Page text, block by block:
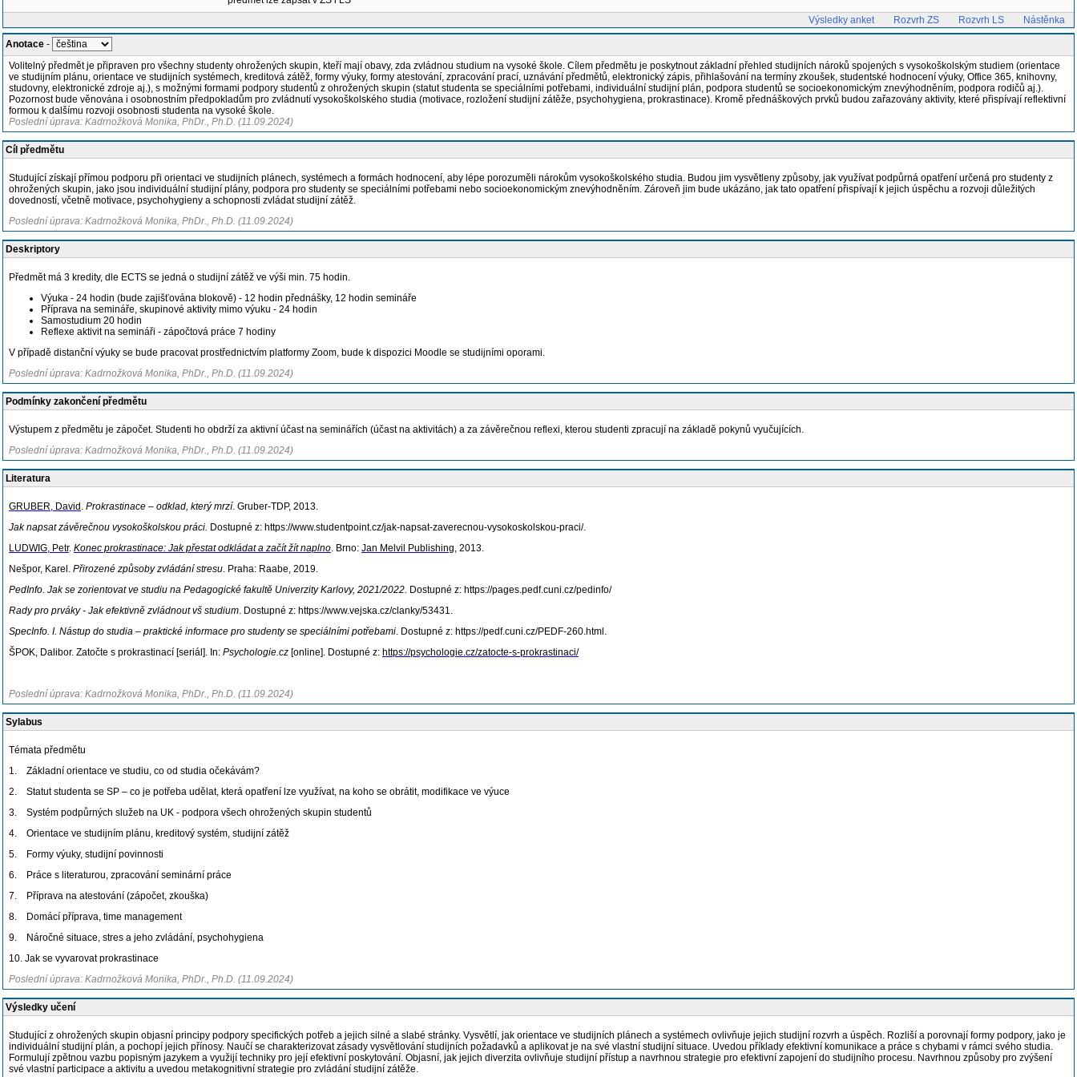
Výsledky anket Rozvrh ZS Rozvrh LS Nástěnka
Anotace -
Volitelný předmět je připraven pro všechny studenty ohrožených skupin, kteří mají obavy, zda zvládnou studium na vysoké škole. Cílem předmětu je poskytnout základní přehled studijních nároků spojených s vysokoškolským studiem (orientace
ve studijním plánu, orientace ve studijních systémech, kreditová zátěž, formy výuky, formy atestování, zpracování prací, uznávání předmětů, elektronický zápis, přihlašování na termíny zkoušek, studentské hodnocení výuky, Office 365, knihovny,
studovny, elektronické zdroje aj.), s možnými formami podpory studentů z ohrožených skupin (statut studenta se speciálními potřebami, individuální studijní plán, podpora studentů se socioekonomickým znevýhodněním, podpora rodičů aj.).
Pozornost bude věnována i osobnostním předpokladům pro zvládnutí vysokoškolského studia (motivace, rozložení studijní zátěže, psychohygiena, prokrastinace). Kromě přednáškových prvků budou zařazovány aktivity, které přispívají reflektivní
formou k dalšímu rozvoji osobnosti studenta na vysoké škole.
Poslední úprava: Kadrnožková Monika, PhDr., Ph.D. (11.09.2024)
Cíl předmětu
Studující získají přímou podporu při orientaci ve studijních plánech, systémech a formách hodnocení, aby lépe porozuměli nárokům vysokoškolského studia. Budou jim vysvětleny způsoby, jak využívat podpůrná opatření určená pro studenty z
ohrožených skupin, jako jsou individuální studijní plány, podpora pro studenty se speciálními potřebami nebo socioekonomickým znevýhodněním. Zároveň jim bude ukázáno, jak tato opatření přispívají k jejich úspěchu a rozvoji důležitých
dovedností, včetně motivace, psychohygieny a schopnosti zvládat studijní zátěž.
Poslední úprava: Kadrnožková Monika, PhDr., Ph.D. (11.09.2024)
Deskriptory
Předmět má 3 kredity, dle ECTS se jedná o studijní zátěž ve výši min. 75 hodin.
Výuka - 24 hodin (bude zajišťována blokově) - 12 hodin přednášky, 12 hodin semináře
Příprava na semináře, skupinové aktivity mimo výuku - 24 hodin
Samostudium 20 hodin
Reflexe aktivit na semináři - zápočtová práce 7 hodiny
V případě distanční výuky se bude pracovat prostřednictvím platformy Zoom, bude k dispozici Moodle se studijními oporami.
Poslední úprava: Kadrnožková Monika, PhDr., Ph.D. (11.09.2024)
Podmínky zakončení předmětu
Výstupem z předmětu je zápočet. Studenti ho obdrží za aktivní účast na seminářích (účast na aktivitách) a za závěrečnou reflexi, kterou studenti zpracují na základě pokynů vyučujících.
Poslední úprava: Kadrnožková Monika, PhDr., Ph.D. (11.09.2024)
Literatura
GRUBER, David . Prokrastinace – odklad, který mrzí. Gruber-TDP, 2013.
Jak napsat závěrečnou vysokoškolskou práci. Dostupné z: https://www.studentpoint.cz/jak-napsat-zaverecnou-vysokoskolskou-praci/.
LUDWIG, Petr. Konec prokrastinace: Jak přestat odkládat a začít žít naplno. Brno: Jan Melvil Publishing, 2013.
Nešpor, Karel. Přirozené způsoby zvládání stresu. Praha: Raabe, 2019.
PedInfo. Jak se zorientovat ve studiu na Pedagogické fakultě Univerzity Karlovy, 2021/2022. Dostupné z: https://pages.pedf.cuni.cz/pedinfo/
Rady pro prváky - Jak efektivně zvládnout vš studium. Dostupné z: https://www.vejska.cz/clanky/53431.
SpecInfo. I. Nástup do studia – praktické informace pro studenty se speciálními potřebami. Dostupné z: https://pedf.cuni.cz/PEDF-260.html.
ŠPOK, Dalibor. Zatočte s prokrastinací [seriál]. In: Psychologie.cz [online]. Dostupné z: https://psychologie.cz/zatocte-s-prokrastinaci/
Poslední úprava: Kadrnožková Monika, PhDr., Ph.D. (11.09.2024)
Sylabus
Témata předmětu
1. Základní orientace ve studiu, co od studia očekávám?
2. Statut studenta se SP – co je potřeba udělat, která opatření lze využívat, na koho se obrátit, modifikace ve výuce
3. Systém podpůrných služeb na UK - podpora všech ohrožených skupin studentů
4. Orientace ve studijním plánu, kreditový systém, studijní zátěž
5. Formy výuky, studijní povinnosti
6. Práce s literaturou, zpracování seminární práce
7. Příprava na atestování (zápočet, zkouška)
8. Domácí příprava, time management
9. Náročné situace, stres a jeho zvládání, psychohygiena
10. Jak se vyvarovat prokrastinace
Poslední úprava: Kadrnožková Monika, PhDr., Ph.D. (11.09.2024)
Výsledky učení
Studující z ohrožených skupin objasní principy podpory specifických potřeb a jejich silné a slabé stránky. Vysvětlí, jak orientace ve studijních plánech a systémech ovlivňuje jejich studijní rozvrh a úspěch. Rozliší a porovnají formy podpory, jako je
individuální studijní plán, a pochopí jejich přínosy. Naučí se charakterizovat zásady vysvětlování studijních požadavků a aplikovat je na své vlastní studijní situace. Uvedou příklady efektivní komunikace a práce s chybami v rámci svého studia.
Formulují zpětnou vazbu popisným jazykem a využijí techniky pro její efektivní poskytování. Objasní, jak jejich diverzita ovlivňuje studijní přístup a navrhnou strategie pro efektivní zapojení do studijního procesu. Navrhnou způsoby pro zvýšení
své vlastní participace a aktivitu a uvedou metakognitivní strategie pro zvládání studijní zátěže.